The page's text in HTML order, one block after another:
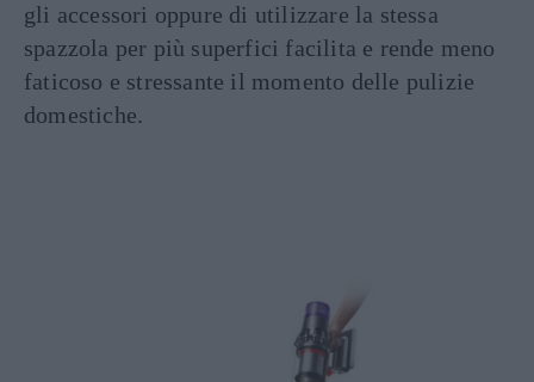
gli accessori oppure di utilizzare la stessa
spazzola per più superfici facilita e rende meno
faticoso e stressante il momento delle pulizie
domestiche.